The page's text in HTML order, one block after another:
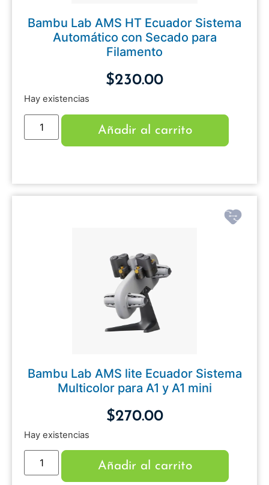
Bambu Lab AMS HT Ecuador Sistema
Automático con Secado para
Filamento
$230.00
Hay existencias
Añadir al carrito
Bambu Lab AMS lite Ecuador Sistema
Multicolor para A1 y A1 mini
$270.00
Hay existencias
Añadir al carrito